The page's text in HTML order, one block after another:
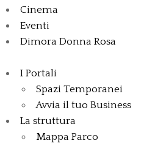
Cinema
Eventi
Dimora Donna Rosa
I Portali
Spazi Temporanei
Avvia il tuo Business
La struttura
Mappa Parco